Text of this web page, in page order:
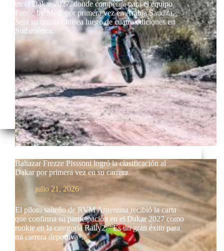
en el Dakar 2027, donde competirá para el equipo
Fantic by Med, por primera vez en Arabia Saudita.
Será su quinta Odisea luego de cuatro ediciones en
Sudamérica.
Baltazar Frezze Pisssoni logró la clasificación al
Dakar por primera vez en su carrera.
julio 21, 2026
El piloto salteño de RVM Argentina recibió la carta
que confirma su participación en el Dakar 2027 como
rookie en la categoría Rally2. “Es un gran éxito para
mi carrera deportiva”.